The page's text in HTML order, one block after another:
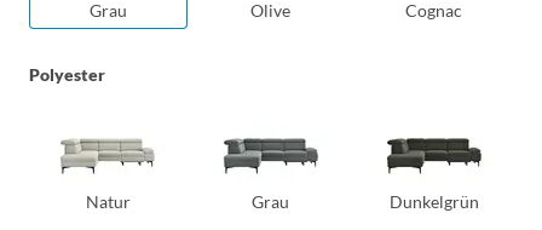
Grau Olive Cognac
Polyester
Natur Grau Dunkelgrün